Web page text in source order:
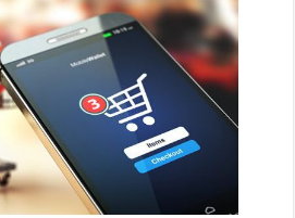
à Morte em Obra Proibida no
Camp David Agora no Centro do Poder
Levou ao Ataque Fatal na Fábrica
de IA e Deixa Rivais Para Trás
Fraudes
no
Comércio
Eletrônico